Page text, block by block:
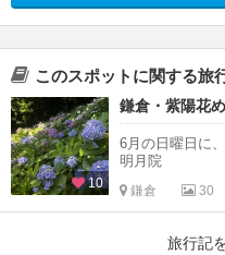
このスポットに関する旅
10
鎌倉・紫陽花
6月の日曜日に
明月院
鎌倉 30
旅行記